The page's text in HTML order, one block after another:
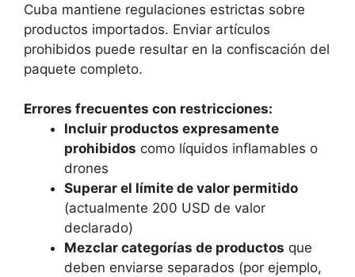
Cuba mantiene regulaciones estrictas sobre
productos importados. Enviar artículos
prohibidos puede resultar en la confiscación del
paquete completo.
Errores frecuentes con restricciones:
Incluir productos expresamente
prohibidos como líquidos inflamables o
drones
Superar el límite de valor permitido
(actualmente 200 USD de valor
declarado)
Mezclar categorías de productos que
deben enviarse separados (por ejemplo,